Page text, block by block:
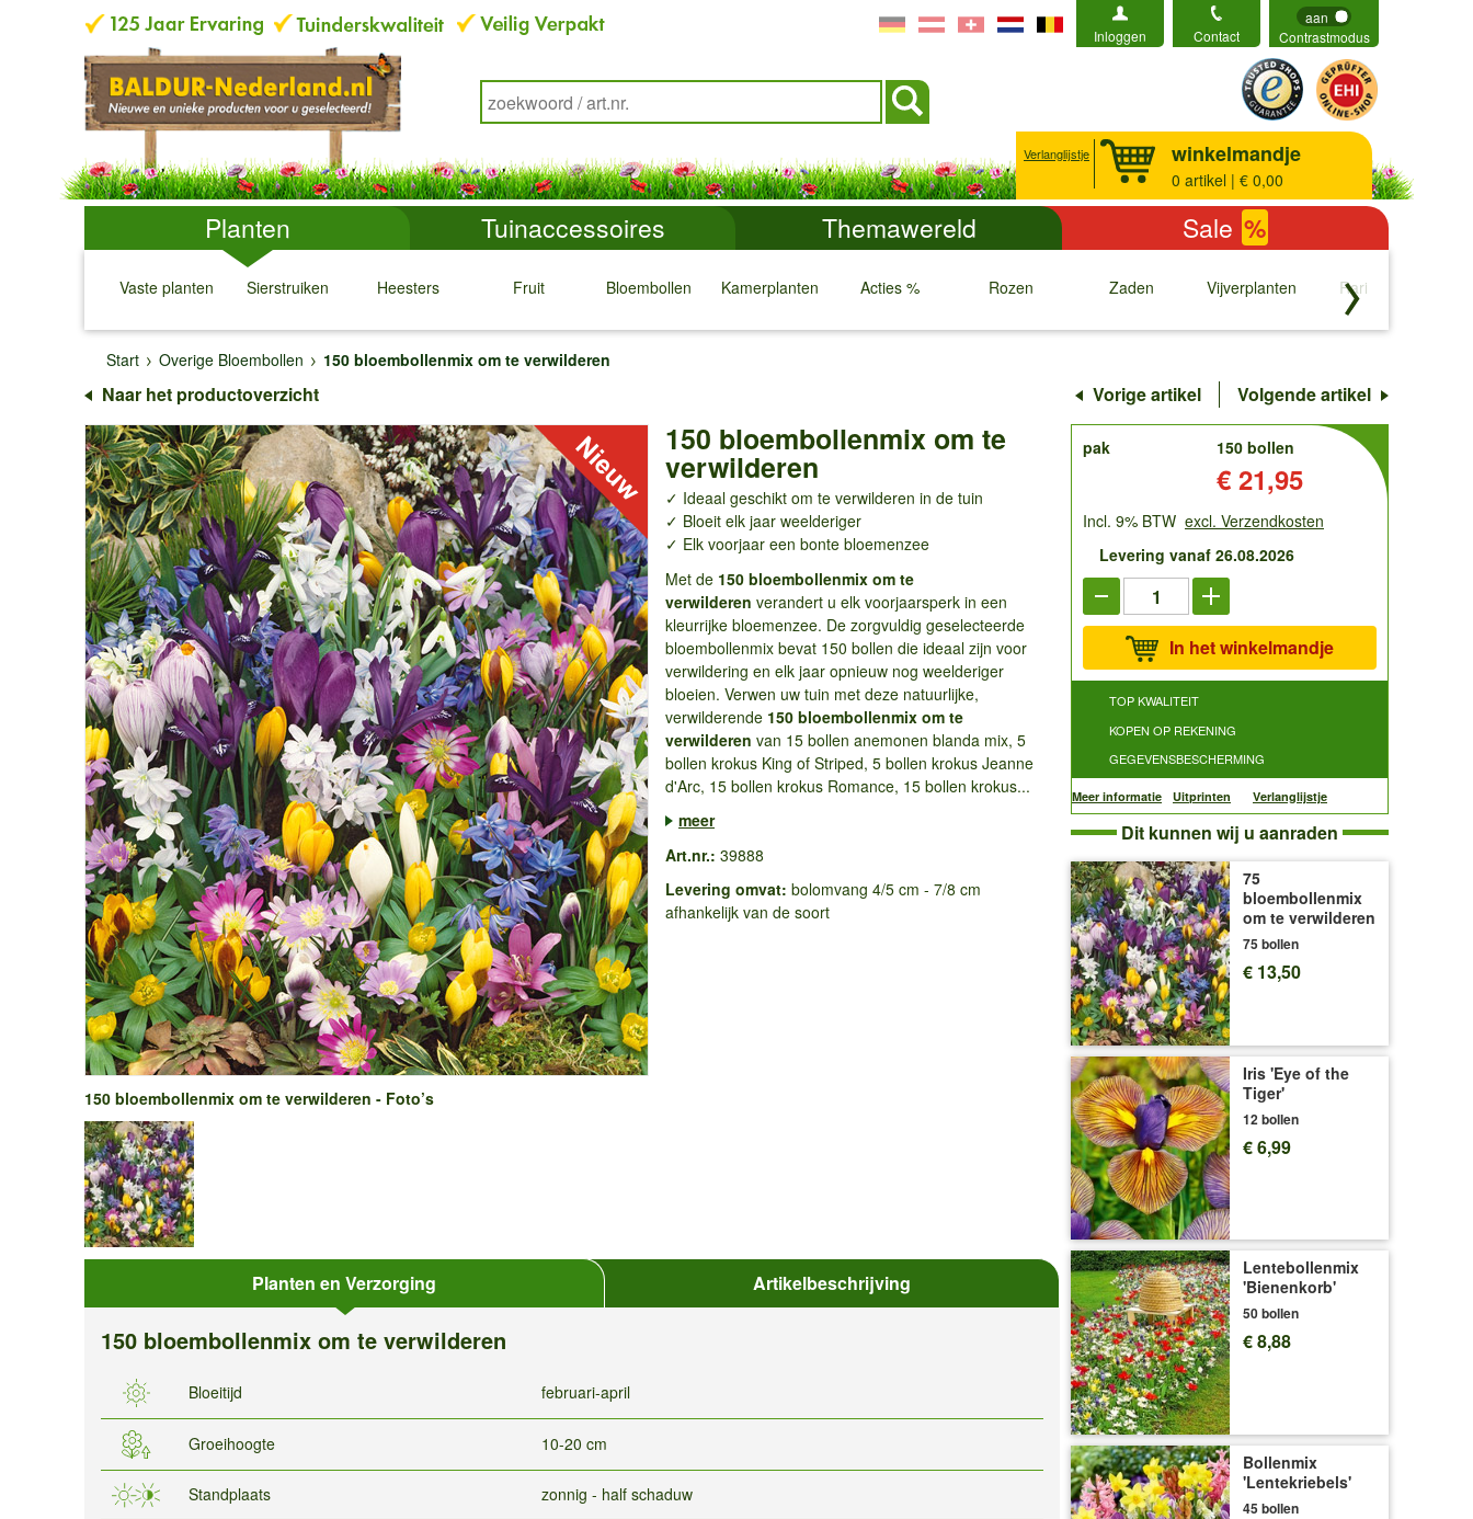
Inloggen Contact
aan
Contrastmodus
Verlanglijstje winkelmandje
0 artikel | € 0,00
Planten Tuinaccessoires Themawereld Sale %
Vaste planten
↓
Sierstruiken
↓
Heesters
↓
Fruit
↓
Bloembollen
↓
Kamerplanten
↓
Acties %
↓
Rozen
↓
Zaden
↓
Vijverplanten
↓
Rariteiten
↓
Start
Overige Bloembollen 150 bloembollenmix om te verwilderen
Naar het productoverzicht Vorige artikel Volgende artikel
150 bloembollenmix om te
verwilderen
✓ Ideaal geschikt om te verwilderen in de tuin
✓ Bloeit elk jaar weelderiger
✓ Elk voorjaar een bonte bloemenzee
Met de 150 bloembollenmix om te
verwilderen verandert u elk voorjaarsperk in een
kleurrijke bloemenzee. De zorgvuldig geselecteerde
bloembollenmix bevat 150 bollen die ideaal zijn voor
verwildering en elk jaar opnieuw nog weelderiger
bloeien. Verwen uw tuin met deze natuurlijke,
verwilderende 150 bloembollenmix om te
verwilderen van 15 bollen anemonen blanda mix, 5
bollen krokus King of Striped, 5 bollen krokus Jeanne
d'Arc, 15 bollen krokus Romance, 15 bollen krokus...
meer
Art.nr.: 39888
Levering omvat: bolomvang 4/5 cm - 7/8 cm
afhankelijk van de soort
150 bloembollenmix om te verwilderen - Foto’s
Planten en Verzorging Artikelbeschrijving
150 bloembollenmix om te verwilderen
Bloeitijd februari-april
Groeihoogte 10-20 cm
Standplaats zonnig - half schaduw
order
pak
150 bollen
€ 21,95
Incl. 9% BTW excl. Verzendkosten
Levering vanaf 26.08.2026
In het winkelmandje
TOP KWALITEIT
KOPEN OP REKENING
GEGEVENSBESCHERMING
Meer informatie Uitprinten Verlanglijstje
Dit kunnen wij u aanraden
75
bloembollenmix
om te verwilderen
75 bollen
€ 13,50
Iris 'Eye of the
Tiger'
12 bollen
€ 6,99
Lentebollenmix
'Bienenkorb'
50 bollen
€ 8,88
Bollenmix
'Lentekriebels'
45 bollen